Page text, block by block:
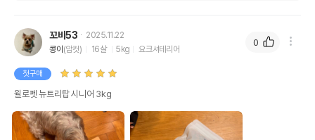
꼬비53
2025.11.22
콩이 (암컷) 16살 5kg 요크셔테리어
첫구매
윌로펫 뉴트리탑 시니어 3kg
0